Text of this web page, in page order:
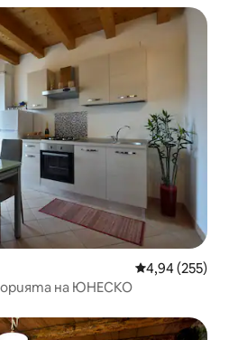
гостите
Средна
4,94 (255)
на ЮНЕСКО